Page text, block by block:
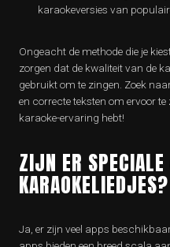
karaokeversies van
Ongeacht de methode die je
zorgen dat de kwaliteit van de
gebruikt om te zingen. Zoek
en correcte teksten om ervoor te
karaoke-ervaring hebt!
ZIJN ER SPECIALE
KARAOKELIEDJES?
Ja, er zijn veel apps